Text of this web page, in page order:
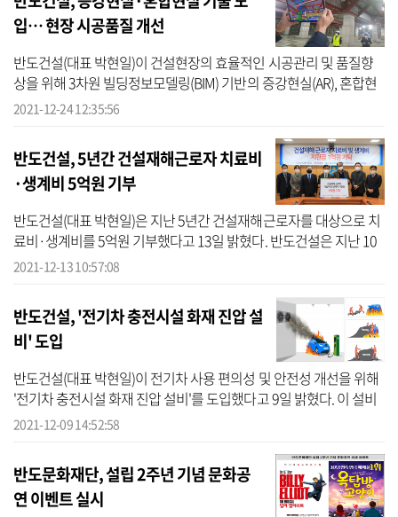
입… 현장 시공품질 개선
반도건설(대표 박현일)이 건설현장의 효율적인 시공관리 및 품질향
상을 위해 3차원 빌딩정보모델링(BIM) 기반의 증강현실(AR), 혼합현
실(MR) 기술을 도입했다고 24일 밝혔다. 반도건설은 기존 건설현장
2021-12-24 12:35:56
반도건설, 5년간 건설재해근로자 치료비
·생계비 5억원 기부
반도건설(대표 박현일)은 지난 5년간 건설재해근로자를 대상으로 치
료비·생계비를 5억원 기부했다고 13일 밝혔다. 반도건설은 지난 10
일에도 서울시 영등포구 영등포동2가에 위치한 근로복지공단 서울
2021-12-13 10:57:08
반도건설, '전기차 충전시설 화재 진압 설
비' 도입
반도건설(대표 박현일)이 전기차 사용 편의성 및 안전성 개선을 위해
'전기차 충전시설 화재 진압 설비'를 도입했다고 9일 밝혔다. 이 설비
는 자동 작동 팬(fan)과 파이어커버(질식소화포)를 결합한 방식으로
2021-12-09 14:52:58
반도문화재단, 설립 2주년 기념 문화공
연 이벤트 실시